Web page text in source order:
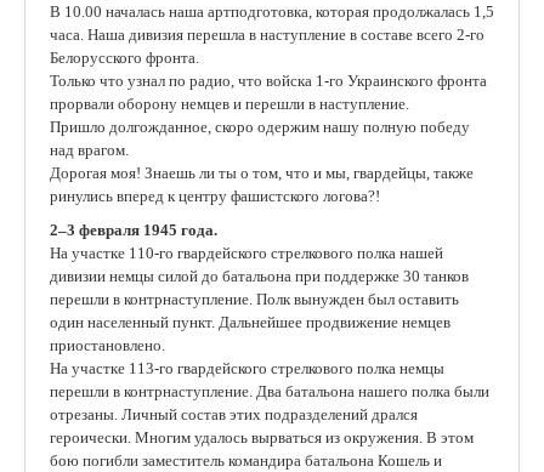
В 10.00 началась наша артподготовка, которая продолжалась 1,5
часа. Наша дивизия перешла в наступление в составе всего 2-го
Белорусского фронта.
Только что узнал по радио, что войска 1-го Украинского фронта
прорвали оборону немцев и перешли в наступление.
Пришло долгожданное, скоро одержим нашу полную победу
над врагом.
Дорогая моя! Знаешь ли ты о том, что и мы, гвардейцы, также
ринулись вперед к центру фашистского логова?!
2–3 февраля 1945 года.
На участке 110-го гвардейского стрелкового полка нашей
дивизии немцы силой до батальона при поддержке 30 танков
перешли в контрнаступление. Полк вынужден был оставить
один населенный пункт. Дальнейшее продвижение немцев
приостановлено.
На участке 113-го гвардейского стрелкового полка немцы
перешли в контрнаступление. Два батальона нашего полка были
отрезаны. Личный состав этих подразделений дрался
героически. Многим удалось вырваться из окружения. В этом
бою погибли заместитель командира батальона Кошель и